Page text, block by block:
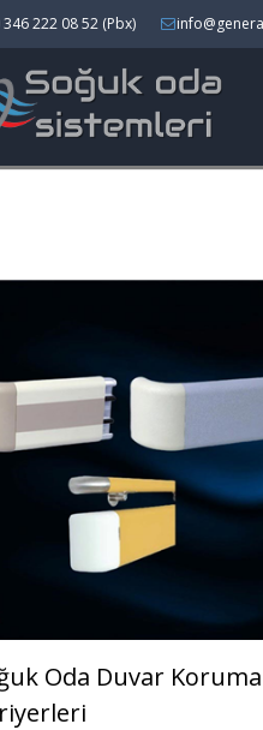
222 08 52 (Pbx)
Ürünler
Oda Duvar Koruma